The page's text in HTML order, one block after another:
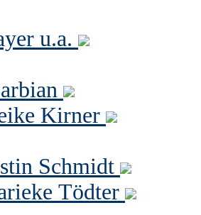
u.a.
Kirner
Schmidt
Tödter